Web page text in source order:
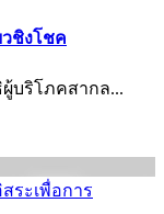
ชิงโชค
บริโภคสากล...